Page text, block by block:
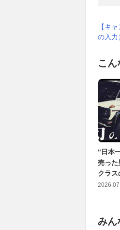
【キ
の入力
こ
“日本
売った
クラス
みん